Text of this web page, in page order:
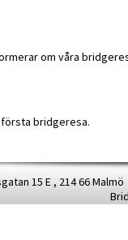
om våra
första bridgeresa.
15 E , 214 66